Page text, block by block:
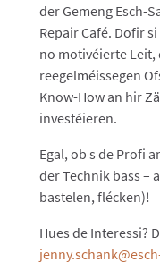
der Gemeng Esch-
Repair Café. Dofir
no motivéierte Leit,
reegelméissegen
Know-How an hir
investéieren.
Egal, ob s de Profi
der Technik bass –
bastelen, flécken)!
Hues de Interessi?